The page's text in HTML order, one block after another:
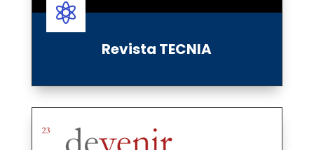

Revista TECNIA